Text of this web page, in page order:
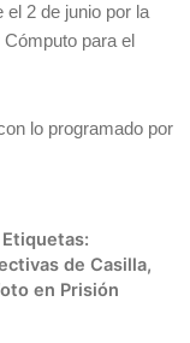
el 2 de junio por la
para el
lo programado por
Etiquetas:
de Casilla,
en Prisión